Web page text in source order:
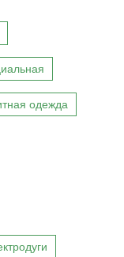
одежда